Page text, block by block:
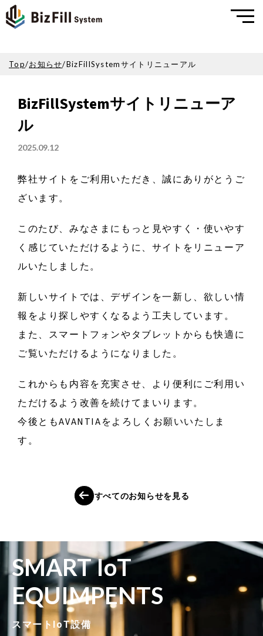
Top/お知らせ/BizFillSystemサイトリニューアル
BizFillSystemサイトリニューア
ル
2025.09.12
弊社サイトをご利用いただき、誠にありがとうご
ざいます。
このたび、みなさまにもっと見やすく・使いやす
く感じていただけるように、サイトをリニューア
ルいたしました。
新しいサイトでは、デザインを一新し、欲しい情
報をより探しやすくなるよう工夫しています。
また、スマートフォンやタブレットからも快適に
ご覧いただけるようになりました。
これからも内容を充実させ、より便利にご利用い
ただけるよう改善を続けてまいります。
今後ともAVANTIAをよろしくお願いいたしま
す。
すべてのお知らせを 見る
SMART IoT
EQUIMPENTS
スマートIoT設備